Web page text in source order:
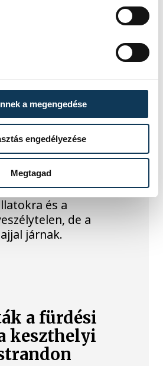
a megengedése
engedélyezése
Megtagad
a
szerint
17. között
végzik a
növényvédelmi
felhasznált szer az
és a
de a
járnak.
a fürdési
keszthelyi